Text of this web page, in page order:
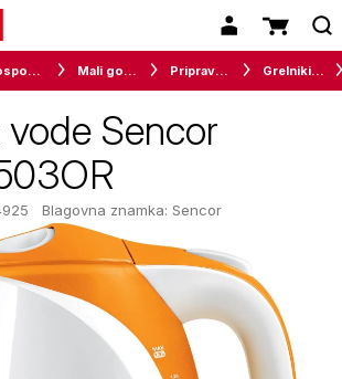
Gospodinjski aparati Mali gospodinjski aparati Priprava napitkov Grelniki vode
vode Sencor
Blagovna znamka: Sencor